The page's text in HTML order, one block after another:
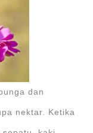
dan
nektar. Ketika